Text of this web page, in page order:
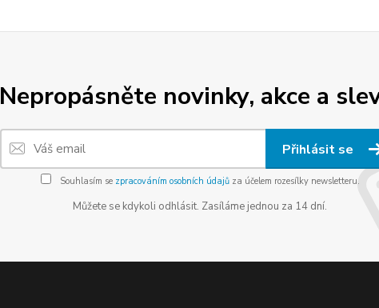
Nepropásněte novinky, akce a
Přihlásit se
Souhlasím se zpracováním osobních údajůza účelem rozesílky newsletteru.
Můžete se kdykoli odhlásit. Zasíláme jednou za 14 dní.